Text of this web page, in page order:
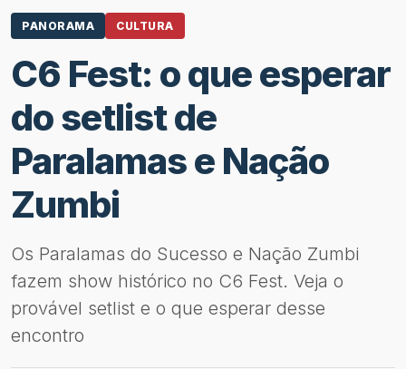
PANORAMA CULTURA
C6 Fest: o que esperar
do setlist de
Paralamas e Nação
Zumbi
Os Paralamas do Sucesso e Nação Zumbi
fazem show histórico no C6 Fest. Veja o
provável setlist e o que esperar desse
encontro